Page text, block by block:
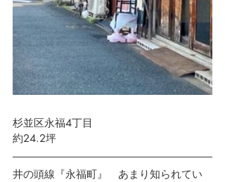
杉並区永福4丁目
約24.2坪
井の頭線『永福町』　あまり知られてい